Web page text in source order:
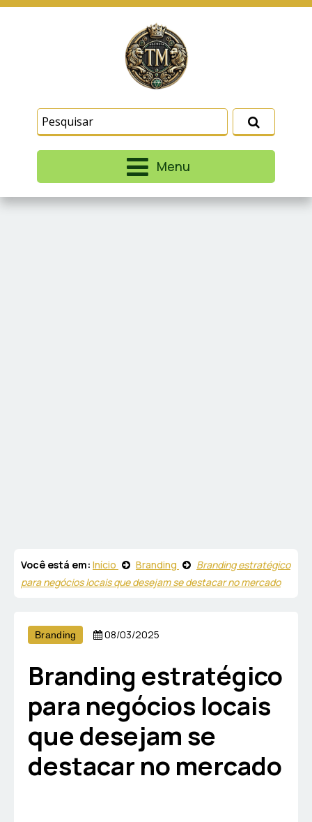
Menu
Você está em: Início Branding
Branding estratégico
para negócios locais que desejam se destacar no mercado
Branding 08/03/2025
Branding estratégico
para negócios locais
que desejam se
destacar no mercado
similares para lembrar e entender como você usa
nosso site, analisar seu uso de nossos produtos
e serviços, ajudar com nossos esforços de
marketing e fornecer conteúdo de terceiros. Leia
Termos e CondiçõesePolítica de